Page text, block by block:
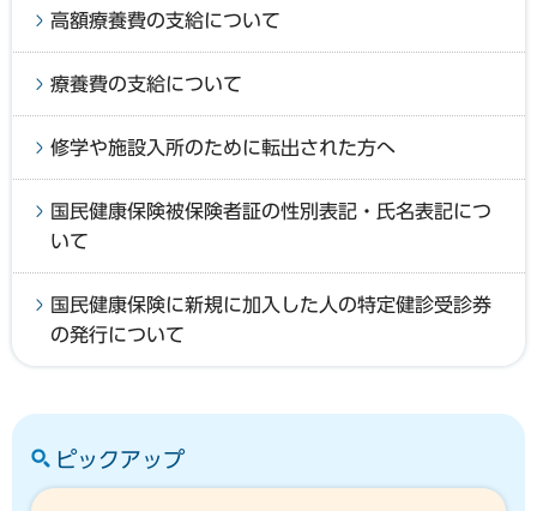
高額療養費の支給について
療養費の支給について
修学や施設入所のために転出された方へ
国民健康保険被保険者証の性別表記・氏名表記につ
いて
国民健康保険に新規に加入した人の特定健診受診券
の発行について
ピックアップ